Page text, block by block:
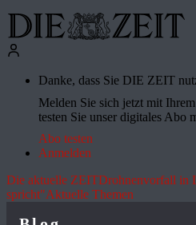
Danke, dass Sie DIE ZEIT
Melden Sie sich jetzt mit
testen Sie unser digitales Abo
Abo testen
Anmelden
Die aktuelle ZEITDrohnenvorfall in
spricht"Aktuelle Themen